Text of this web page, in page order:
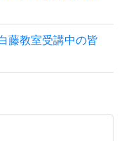
藤教室受講中の皆